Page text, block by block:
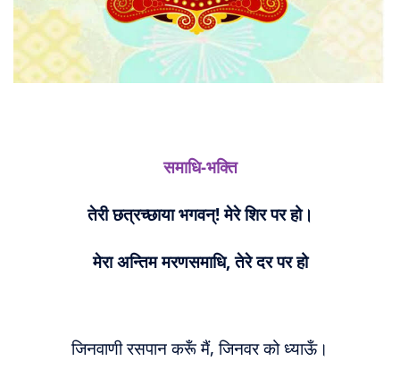
समाधि-भक्ति
तेरी छत्रच्छाया भगवन्! मेरे शिर पर हो।
मेरा अन्तिम मरणसमाधि, तेरे दर पर हो
जिनवाणी रसपान करूँ मैं, जिनवर को ध्याऊँ।